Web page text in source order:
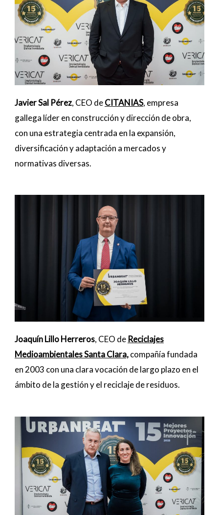
Javier Sal Pérez, CEO deCITANIAS, empresa
gallega líder en construcción y dirección de obra,
con una estrategia centrada en la expansión,
diversificación y adaptación a mercados y
normativas diversas.
Joaquín Lillo Herreros, CEO de Reciclajes
Medioambientales Santa Clara,compañía fundada
en 2003 con una clara vocación de largo plazo en el
ámbito de la gestión y el reciclaje de residuos.